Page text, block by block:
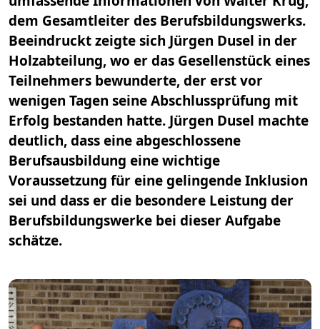
dem Gesamtleiter des Berufsbildungswerks.
Beeindruckt zeigte sich Jürgen Dusel in der
Holzabteilung, wo er das Gesellenstück eines
Teilnehmers bewunderte, der erst vor
wenigen Tagen seine Abschlussprüfung mit
Erfolg bestanden hatte. Jürgen Dusel machte
deutlich, dass eine abgeschlossene
Berufsausbildung eine wichtige
Voraussetzung für eine gelingende Inklusion
sei und dass er die besondere Leistung der
Berufsbildungswerke bei dieser Aufgabe
schätze.